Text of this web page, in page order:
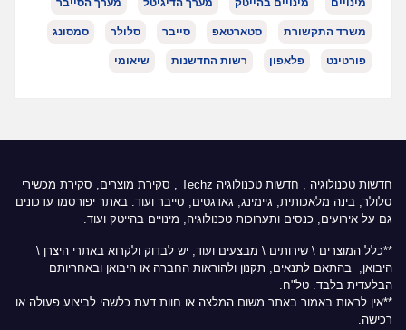
מינויים מינויים בהייטק מערך הדיגיטל מערך הסייבר
משרד התקשורת סטארטאפ סייבר סלולר סמסונג
פורטינט פלאפון רשות החדשנות שיאומי
חדשות טכנולוגיה , חדשות טכנולוגיה Techz
, סקירת מוצרים, סקירת מכשירי
סלולר, בינה מלאכותית, גיימינג, גאדגטים, סייבר ועוד. באתר יפורסמו עדכונים
גם על אירועים, כנסים ותערוכות טכנולוגיה, מינויים בהייטק ועוד.
**כלל המוצרים \ שירותים \ מבצעים ועוד, יש לבדוק ולקרוא באתרי היצרן \
היבואן, בהתאם לתנאים, תקנון ולהוראות החברה או היבואן ובאחריותם
הבלעדית בלבד. טל"ח.
**אין לראות באמור באתר משום המלצה או חוות דעת כלשהי לביצוע פעולה או
רכישה.